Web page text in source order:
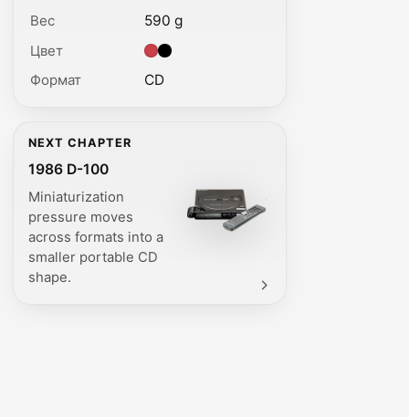
Вес
590 g
Цвет
Цвет: Красный, Черный.
Формат
CD
NEXT CHAPTER
1986 D-100
Miniaturization
pressure moves
across formats into a
smaller portable CD
shape.